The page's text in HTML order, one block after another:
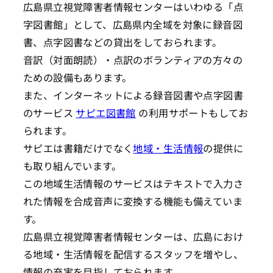
広島県立視覚障害者情報センターはいわゆる「点
字図書館」として、広島県内全域を対象に録音図
書、点字図書などの貸出をしておられます。
音訳（対面朗読）・点訳のボランティアの方々の
ための設備もあります。
また、インターネットによる録音図書や点字図書
のサービス サピエ図書館 の利用サポートもしてお
られます。
サピエは書籍だけでなく地域・生活情報の提供に
も取り組んでいます。
この地域生活情報のサービスはテキストで入力さ
れた情報を合成音声に変換する機能も備えていま
す。
広島県立視覚障害者情報センターは、広島におけ
る地域・生活情報を配信するスタッフを増やし、